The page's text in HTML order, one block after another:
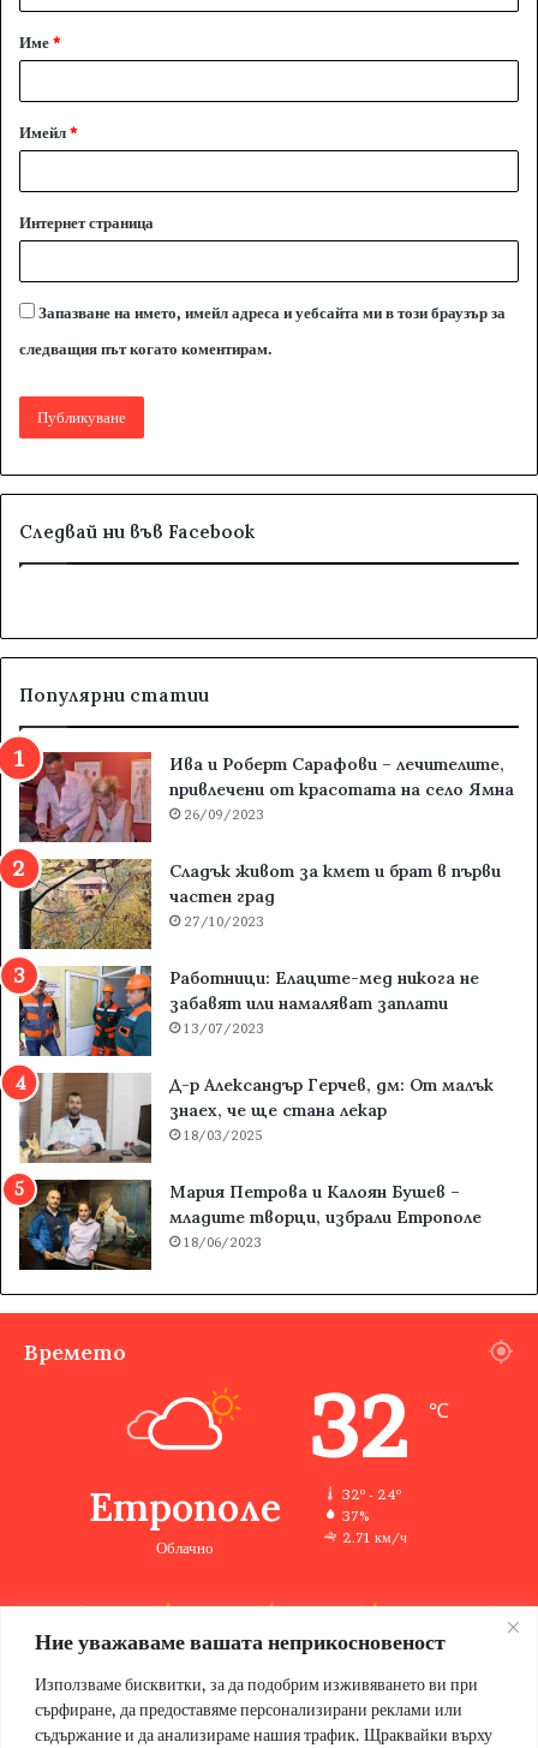
Ние уважаваме вашата неприкосновеност
Използваме бисквитки, за да подобрим изживяването ви при
сърфиране, да предоставяме персонализирани реклами или
съдържание и да анализираме нашия трафик. Щраквайки върху
а
р
Име*
Имейл*
Интернет страница
Запазване на името, имейл адреса и уебсайта ми в този браузър за
следващия път когато коментирам.
Следвай ни във Facebook
Популярни статии
Ива и Роберт Сарафови – лечителите,
привлечени от красотата на село Ямна
26/09/2023
Сладък живот за кмет и брат в първи
частен град
27/10/2023
Работници: Елаците-мед никога не
забавят или намаляват заплати
13/07/2023
Д-р Александър Герчев, дм: От малък
знаех, че ще стана лекар
18/03/2025
Мария Петрова и Калоян Бушев –
младите творци, избрали Етрополе
18/06/2023
Времето
Етрополе
Облачно
32 ℃
32º - 24º
37%
2.71 км/ч
32 ℃ 34 ℃ 35 ℃ 32 ℃